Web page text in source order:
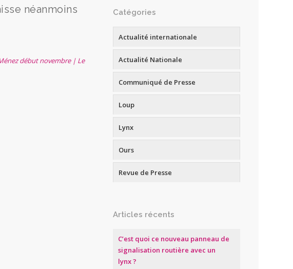
néanmoins
début novembre | Le
Catégories
Actualité internationale
Actualité Nationale
Communiqué de Presse
Loup
Lynx
Ours
Revue de Presse
Articles récents
C’est quoi ce nouveau panneau de
signalisation routière avec un
lynx ?